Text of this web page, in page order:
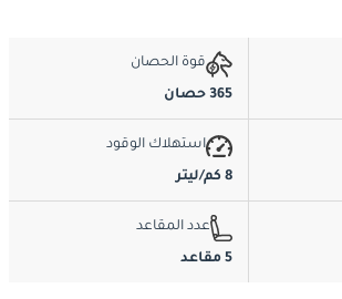
قوة الحصان
365 حصان
استهلاك الوقود
8 كم/ليتر
عدد المقاعد
5 مقاعد